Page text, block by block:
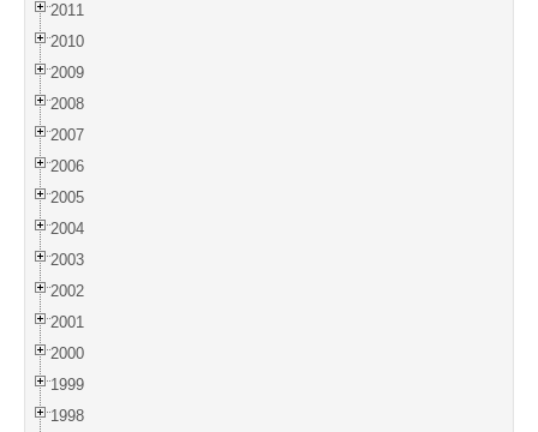
2011
2010
2009
2008
2007
2006
2005
2004
2003
2002
2001
2000
1999
1998